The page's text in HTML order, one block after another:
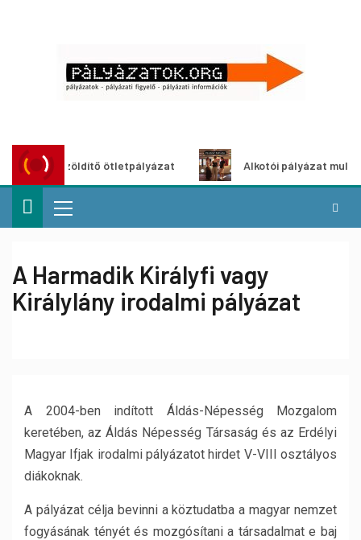
ötletpályázat Alkotói pályázat multimédia-
A Harmadik Királyfi vagy
Királylány irodalmi pályázat
A 2004-ben indított Áldás-Népesség Mozgalom
keretében, az Áldás Népesség Társaság és az Erdélyi
Magyar Ifjak irodalmi pályázatot hirdet V-VIII osztályos
diákoknak.
A pályázat célja bevinni a köztudatba a magyar nemzet
fogyásának tényét és mozgósítani a társadalmat e baj